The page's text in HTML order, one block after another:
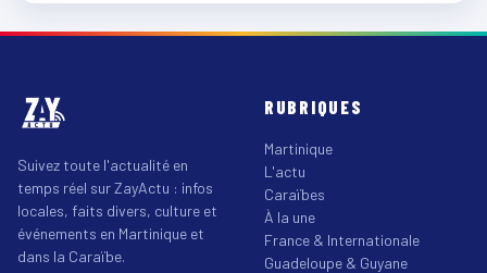
Suivez toute l'actualité en
temps réel sur ZayActu : infos
locales, faits divers, culture et
événements en Martinique et
dans la Caraïbe.
RUBRIQUES
Martinique
L'actu
Caraïbes
À la une
France & Internationale
Guadeloupe & Guyane